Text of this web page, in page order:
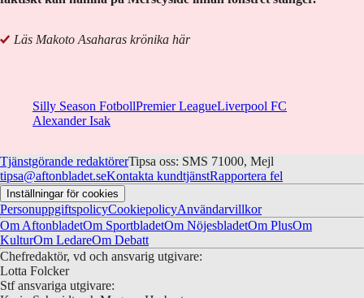
Läs Makoto Asaharas krönika här
Silly Season FotbollPremier LeagueLiverpool FC
Alexander Isak
Tjänstgörande redaktörerTipsa oss: SMS 71000, Mejl
tipsa@aftonbladet.seKontakta kundtjänstRapportera fel
Inställningar för cookies
PersonuppgiftspolicyCookiepolicyAnvändarvillkor
Om AftonbladetOm SportbladetOm NöjesbladetOm PlusOm
KulturOm LedareOm Debatt
Chefredaktör, vd och ansvarig utgivare:
Lotta Folcker
Stf ansvariga utgivare: